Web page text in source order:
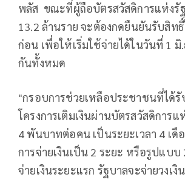
พลัส ขณะที่ผู้ถือบัตรสวัสดิการแห่งรั
13.2 ล้านราย จะต้องกดยืนยันรับสิท
ก่อน เพื่อให้เริ่มใช้จ่ายได้ในวันที่ 1
กันทั้งหมด
"กรอบการช่วยเหลือประชาชนที่ได้
โครงการเติมเงินผ่านบัตรสวัสดิการแ
4 พันบาทต่อคน เป็นระยะเวลา 4 เดื
การจ่ายเงินเป็น 2 ระยะ หรือรูปแบบ
จ่ายเงินระยะแรก รัฐบาลจะจ่ายวงเ